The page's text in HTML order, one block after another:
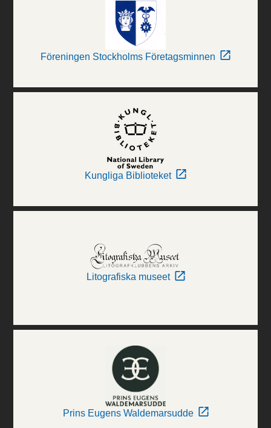
Föreningen Stockholms Företagsminnen
Kungliga Biblioteket
Litografiska museet
Prins Eugens Waldemarsudde